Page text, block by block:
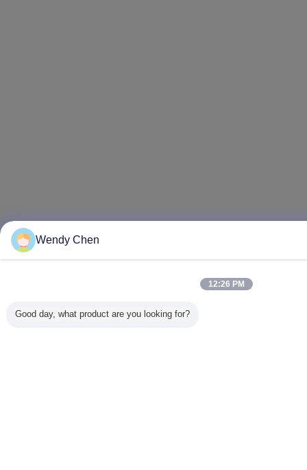
Wendy Chen
12:26 PM
Good day, what product are you looking for?